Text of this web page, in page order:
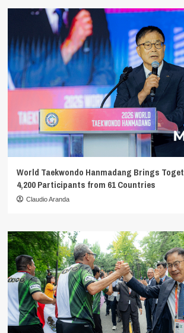
World Taekwondo Hanmadang Brings
4,200 Participants from 61 Countries
Claudio Aranda